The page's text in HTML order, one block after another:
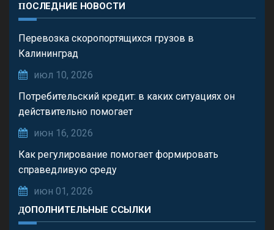
ПОСЛЕДНИЕ НОВОСТИ
Перевозка скоропортящихся грузов в
Калининград
июл 10, 2026
Потребительский кредит: в каких ситуациях он
действительно помогает
июн 16, 2026
Как регулирование помогает формировать
справедливую среду
июн 01, 2026
ДОПОЛНИТЕЛЬНЫЕ ССЫЛКИ